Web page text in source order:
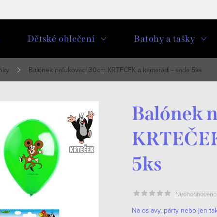
Dětské oblečení Batohy a tašky
Balónek nafukovací 30cm KRTEČEK a kamarádi - sada 5ks
Balónek
5ks
Neohodnoceno
Na oslavy, párty nebo jen